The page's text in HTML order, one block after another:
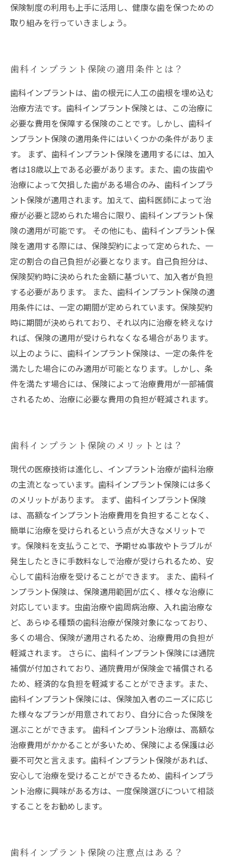
保険制度の利用も上手に活用し、健康な歯を保つための
取り組みを行っていきましょう。
歯科インプラント保険の適用条件とは？
歯科インプラントは、歯の根元に人工の歯根を埋め込む
治療方法です。歯科インプラント保険とは、この治療に
必要な費用を保障する保険のことです。しかし、歯科イ
ンプラント保険の適用条件にはいくつかの条件がありま
す。 まず、歯科インプラント保険を適用するには、加入
者は18歳以上である必要があります。また、歯の抜歯や
治療によって欠損した歯がある場合のみ、歯科インプラ
ント保険が適用されます。加えて、歯科医師によって治
療が必要と認められた場合に限り、歯科インプラント保
険の適用が可能です。 その他にも、歯科インプラント保
険を適用する際には、保険契約によって定められた、一
定の割合の自己負担が必要となります。自己負担分は、
保険契約時に決められた金額に基づいて、加入者が負担
する必要があります。 また、歯科インプラント保険の適
用条件には、一定の期間が定められています。保険契約
時に期間が決められており、それ以内に治療を終えなけ
れば、保険の適用が受けられなくなる場合があります。
以上のように、歯科インプラント保険は、一定の条件を
満たした場合にのみ適用が可能となります。しかし、条
件を満たす場合には、保険によって治療費用が一部補償
されるため、治療に必要な費用の負担が軽減されます。
歯科インプラント保険のメリットとは？
現代の医療技術は進化し、インプラント治療が歯科治療
の主流となっています。歯科インプラント保険には多く
のメリットがあります。 まず、歯科インプラント保険
は、高額なインプラント治療費用を負担することなく、
簡単に治療を受けられるという点が大きなメリットで
す。保険料を支払うことで、予期せぬ事故やトラブルが
発生したときに手数料なしで治療が受けられるため、安
心して歯科治療を受けることができます。 また、歯科イ
ンプラント保険は、保険適用範囲が広く、様々な治療に
対応しています。虫歯治療や歯周病治療、入れ歯治療な
ど、あらゆる種類の歯科治療が保険対象になっており、
多くの場合、保険が適用されるため、治療費用の負担が
軽減されます。 さらに、歯科インプラント保険には通院
補償が付加されており、通院費用が保険金で補償される
ため、経済的な負担を軽減することができます。また、
歯科インプラント保険には、保険加入者のニーズに応じ
た様々なプランが用意されており、自分に合った保険を
選ぶことができます。 歯科インプラント治療は、高額な
治療費用がかかることが多いため、保険による保護は必
要不可欠と言えます。歯科インプラント保険があれば、
安心して治療を受けることができるため、歯科インプラ
ント治療に興味がある方は、一度保険選びについて相談
することをお勧めします。
歯科インプラント保険の注意点はある？